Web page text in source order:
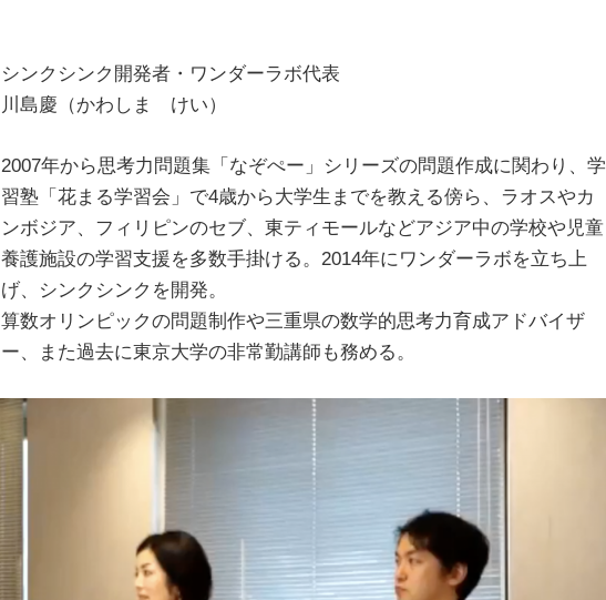
シンクシンク開発者・ワンダーラボ代表
川島慶（かわしま けい）
2007年から思考力問題集「なぞぺー」シリーズの問題作成に関わり、学
習塾「花まる学習会」で4歳から大学生までを教える傍ら、ラオスやカ
ンボジア、フィリピンのセブ、東ティモールなどアジア中の学校や児童
養護施設の学習支援を多数手掛ける。2014年にワンダーラボを立ち上
げ、シンクシンクを開発。
算数オリンピックの問題制作や三重県の数学的思考力育成アドバイザ
ー、また過去に東京大学の非常勤講師も務める。